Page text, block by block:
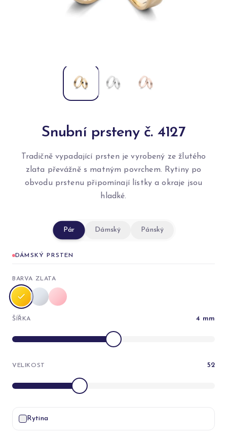
Snubní prsteny č. 4127
Tradičně vypadající prsten je vyrobený ze žlutého
zlata převážně s matným povrchem. Rytiny po
obvodu prstenu připomínají lístky a okraje jsou
hladké.
Pár Dámský Pánský
DÁMSKÝ PRSTEN
BARVA ZLATA
ŠÍŘKA 4 mm
VELIKOST 52
Rytina